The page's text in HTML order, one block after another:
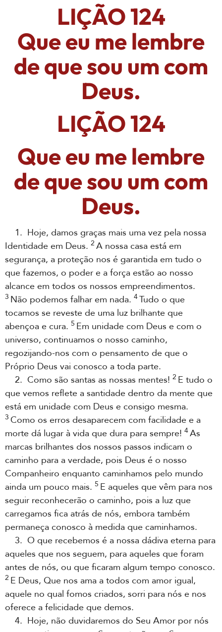
LIÇÃO 124
Que eu me lembre
de que sou um com
Deus.
LIÇÃO 124
Que eu me lembre
de que sou um com
Deus.
1. Hoje, damos graças mais uma vez pela nossa
Identidade em Deus. 2 A nossa casa está em
segurança, a proteção nos é garantida em tudo o
que fazemos, o poder e a força estão ao nosso
alcance em todos os nossos empreendimentos.
3 Não podemos falhar em nada. 4Tudo o que
tocamos se reveste de uma luz brilhante que
abençoa e cura. 5 Em unidade com Deus e com o
universo, continuamos o nosso caminho,
regozijando-nos com o pensamento de que o
Próprio Deus vai conosco a toda parte.
2. Como são santas as nossas mentes! 2 E tudo o
que vemos reflete a santidade dentro da mente que
está em unidade com Deus e consigo mesma.
3 Como os erros desaparecem com facilidade e a
morte dá lugar à vida que dura para sempre! 4As
marcas brilhantes dos nossos passos indicam o
caminho para a verdade, pois Deus é o nosso
Companheiro enquanto caminhamos pelo mundo
ainda um pouco mais. 5 E aqueles que vêm para nos
seguir reconhecerão o caminho, pois a luz que
carregamos fica atrás de nós, embora também
permaneça conosco à medida que caminhamos.
3. O que recebemos é a nossa dádiva eterna para
aqueles que nos seguem, para aqueles que foram
antes de nós, ou que ficaram algum tempo conosco.
2 E Deus, Que nos ama a todos com amor igual,
aquele no qual fomos criados, sorri para nós e nos
oferece a felicidade que demos.
4. Hoje, não duvidaremos do Seu Amor por nós